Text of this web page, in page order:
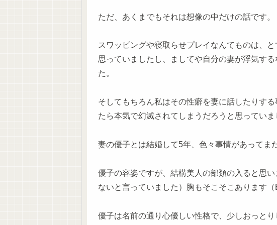
ただ、あくまでもそれは想像の中だけの話です。
スワッピングや寝取らせプレイなんてものは、
思っていましたし、ましてや自分の妻が浮気す
た。
そしてもちろん私はその性癖を妻に話したりす
たら本気で幻滅されてしまうだろうと思っていま
妻の優子とは結婚して5年、色々事情があってま
優子の容姿ですが、結構美人の部類の入ると思
ないと言っていました）胸もそこそこあります（
優子は名前の通り心優しい性格で、少しおっと